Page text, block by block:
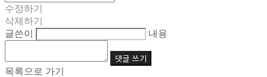
수정하기
삭제하기
글쓴이
내용
댓글 쓰기
목록으로 가기